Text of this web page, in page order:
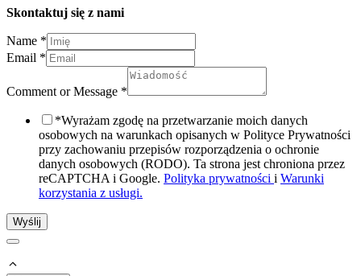
Skontaktuj się z nami
Name *
Email *
Comment or Message *
*Wyrażam zgodę na przetwarzanie moich danych
osobowych na warunkach opisanych w Polityce Prywatności
przy zachowaniu przepisów rozporządzenia o ochronie
danych osobowych (RODO). Ta strona jest chroniona przez
reCAPTCHA i Google. Polityka prywatności i Warunki
korzystania z usługi.
Wyślij